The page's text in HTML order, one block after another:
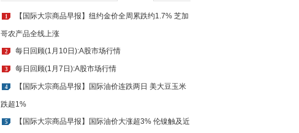
1 【国际大宗商品早报】纽约金价全周累跌约1.7% 芝加
哥农产品全线上涨
2 每日回顾(1月10日):A股市场行情
3 每日回顾(1月7日):A股市场行情
4 【国际大宗商品早报】国际油价连跌两日 美大豆玉米
跌超1%
5 【国际大宗商品早报】国际油价大涨超3% 伦镍触及近